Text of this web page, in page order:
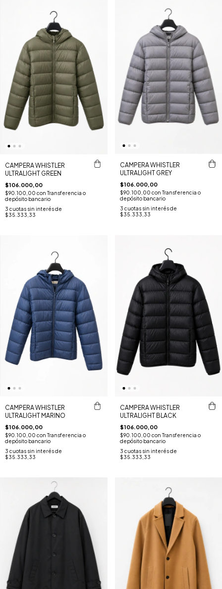
CAMPERA WHISTLER
ULTRALIGHT GREEN
$106.000,00
$90.100,00 con Transferencia o
depósito bancario
3 cuotas sin interés de
$35.333,33
CAMPERA WHISTLER
ULTRALIGHT GREY
$106.000,00
$90.100,00 con Transferencia o
depósito bancario
3 cuotas sin interés de
$35.333,33
CAMPERA WHISTLER
ULTRALIGHT MARINO
$106.000,00
$90.100,00 con Transferencia o
depósito bancario
3 cuotas sin interés de
$35.333,33
CAMPERA WHISTLER
ULTRALIGHT BLACK
$106.000,00
$90.100,00 con Transferencia o
depósito bancario
3 cuotas sin interés de
$35.333,33